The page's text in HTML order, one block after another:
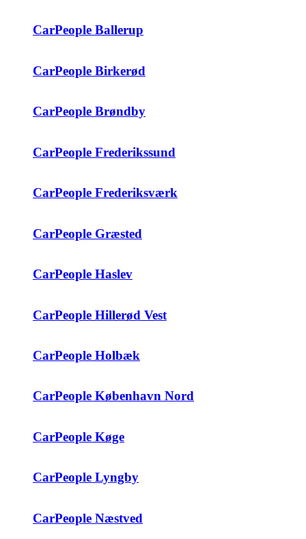
CarPeople Ballerup
CarPeople Birkerød
CarPeople Brøndby
CarPeople Frederikssund
CarPeople Frederiksværk
CarPeople Græsted
CarPeople Haslev
CarPeople Hillerød Vest
CarPeople Holbæk
CarPeople København Nord
CarPeople Køge
CarPeople Lyngby
CarPeople Næstved